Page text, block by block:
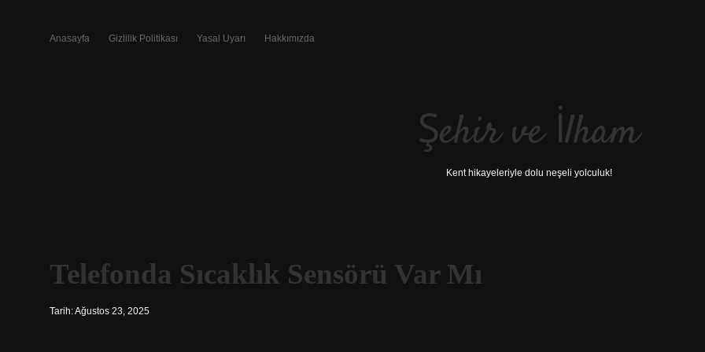
Anasayfa Gizlilik Politikası Yasal Uyarı Hakkımızda
Şehir ve İlham
Kent hikayeleriyle dolu neşeli yolculuk!
Telefonda Sıcaklık Sensörü Var Mı
Tarih: Ağustos 23, 2025